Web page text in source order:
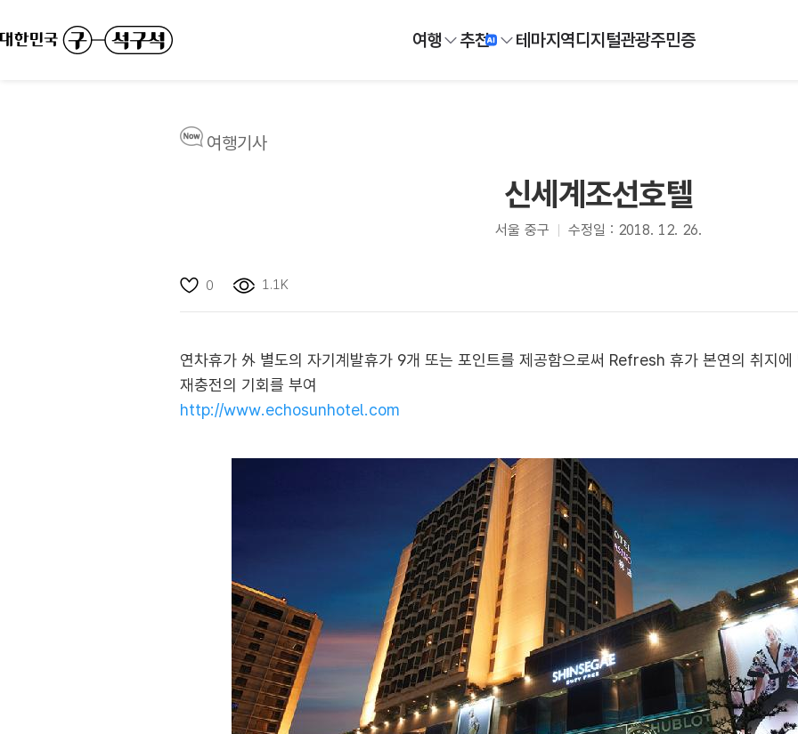
여행 추천 테마지역디지털관광주민증
여행기사
신세계조선호텔
서울 중구 수정일 : 2018. 12. 26.
0 1.1K
연차휴가 外 별도의 자기계발휴가 9개 또는 포인트를 제공함으로써 Refresh 휴가 본연의 취지
재충전의 기회를 부여
http://www.echosunhotel.com